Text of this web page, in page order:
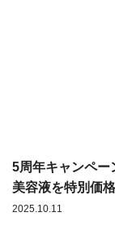
5周年キャンペー
美容液を特別価
2025.10.11